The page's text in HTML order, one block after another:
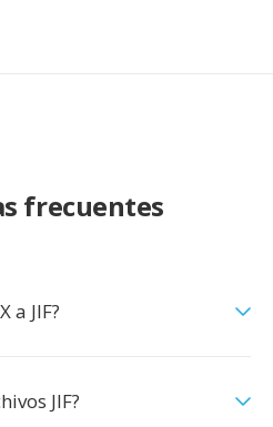
frecuentes
a JIF?
JIF?